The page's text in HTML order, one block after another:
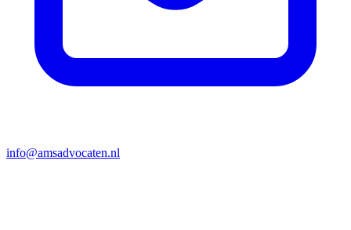
info@amsadvocaten.nl